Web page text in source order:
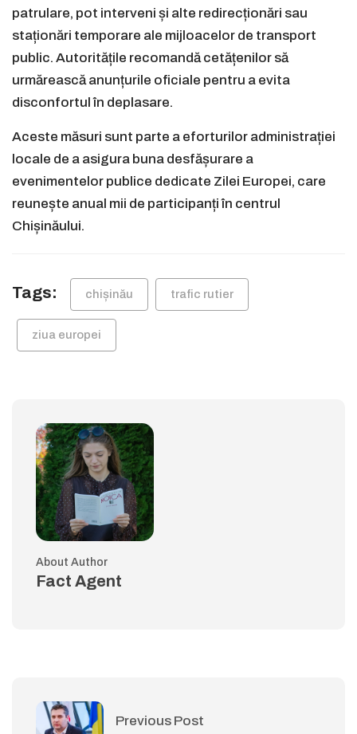
patrulare, pot interveni și alte redirecționări sau
staționări temporare ale mijloacelor de transport
public. Autoritățile recomandă cetățenilor să
urmărească anunțurile oficiale pentru a evita
disconfortul în deplasare.
Aceste măsuri sunt parte a eforturilor administrației
locale de a asigura buna desfășurare a
evenimentelor publice dedicate Zilei Europei, care
reunește anual mii de participanți în centrul
Chișinăului.
Tags: chișinău trafic rutier
ziua europei
About Author
Fact Agent
Previous Post